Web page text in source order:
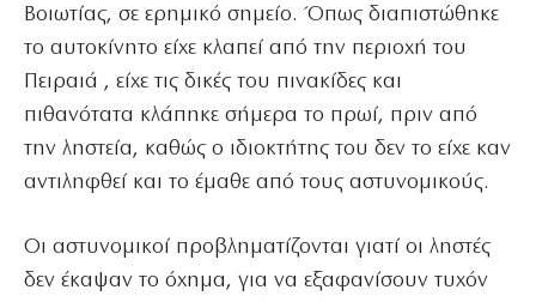
Βοιωτίας, σε ερημικό σημείο. Όπως διαπιστώθηκε
το αυτοκίνητο είχε κλαπεί από την περιοχή του
Πειραιά , είχε τις δικές του πινακίδες και
πιθανότατα κλάπηκε σήμερα το πρωί, πριν από
την ληστεία, καθώς ο ιδιοκτήτης του δεν το είχε καν
αντιληφθεί και το έμαθε από τους αστυνομικούς.
Οι αστυνομικοί προβληματίζονται γιατί οι ληστές
δεν έκαψαν το όχημα, για να εξαφανίσουν τυχόν